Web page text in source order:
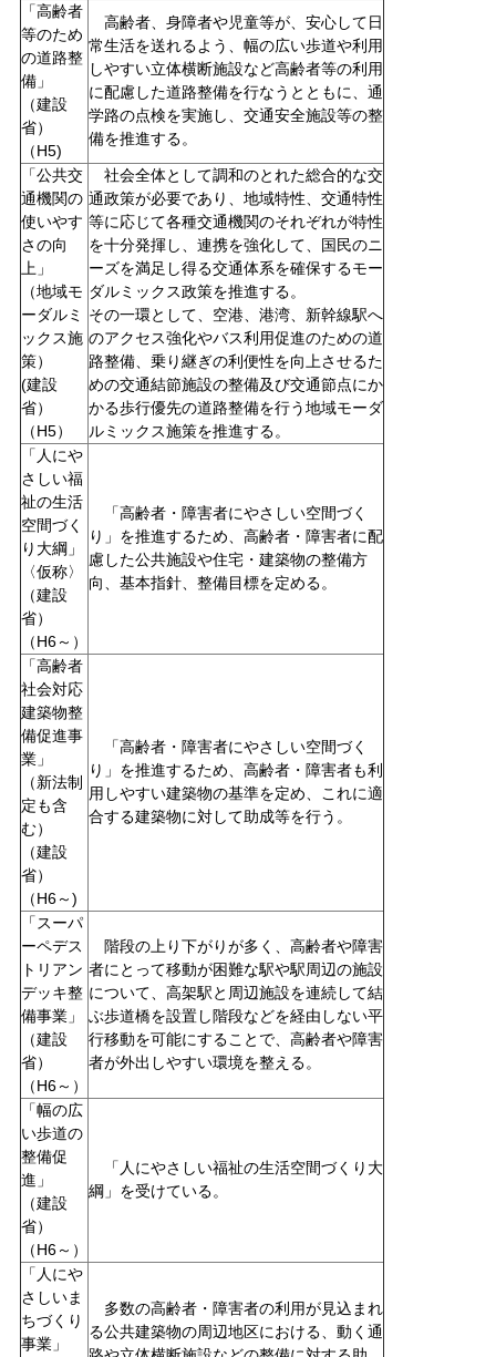
「高齢者
等のため
の道路整
備」
（建設
省）
（H5)
高齢者、身障者や児童等が、安心して日
常生活を送れるよう、幅の広い歩道や利用
しやすい立体横断施設など高齢者等の利用
に配慮した道路整備を行なうとともに、通
学路の点検を実施し、交通安全施設等の整
備を推進する。
「公共交
通機関の
使いやす
さの向
上」
（地域モ
ーダルミ
ックス施
策）
(建設
省）
（H5）
社会全体として調和のとれた総合的な交
通政策が必要であり、地域特性、交通特性
等に応じて各種交通機関のそれぞれが特性
を十分発揮し、連携を強化して、国民のニ
ーズを満足し得る交通体系を確保するモー
ダルミックス政策を推進する。
その一環として、空港、港湾、新幹線駅へ
のアクセス強化やバス利用促進のための道
路整備、乗り継ぎの利便性を向上させるた
めの交通結節施設の整備及び交通節点にか
かる歩行優先の道路整備を行う地域モーダ
ルミックス施策を推進する。
「人にや
さしい福
祉の生活
空間づく
り大綱」
〈仮称〉
（建設
省）
（H6～）
「高齢者・障害者にやさしい空間づく
り」を推進するため、高齢者・障害者に配
慮した公共施設や住宅・建築物の整備方
向、基本指針、整備目標を定める。
「高齢者
社会対応
建築物整
備促進事
業」
（新法制
定も含
む）
（建設
省）
（H6～)
「高齢者・障害者にやさしい空間づく
り」を推進するため、高齢者・障害者も利
用しやすい建築物の基準を定め、これに適
合する建築物に対して助成等を行う。
「スーパ
ーペデス
トリアン
デッキ整
備事業」
（建設
省）
（H6～）
階段の上り下がりが多く、高齢者や障害
者にとって移動が困難な駅や駅周辺の施設
について、高架駅と周辺施設を連続して結
ぶ歩道橋を設置し階段などを経由しない平
行移動を可能にすることで、高齢者や障害
者が外出しやすい環境を整える。
「幅の広
い歩道の
整備促
進」
（建設
省）
（H6～）
「人にやさしい福祉の生活空間づくり大
綱」を受けている。
「人にや
さしいま
ちづくり
事業」
多数の高齢者・障害者の利用が見込まれ
る公共建築物の周辺地区における、動く通